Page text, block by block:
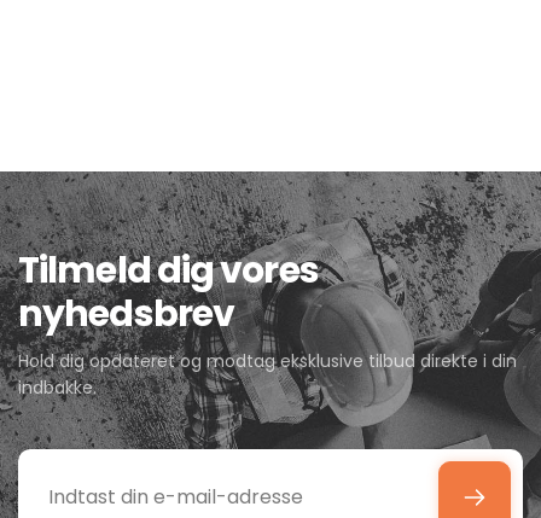
Tilmeld dig vores
nyhedsbrev
Hold dig opdateret og modtag eksklusive tilbud direkte i din
indbakke.